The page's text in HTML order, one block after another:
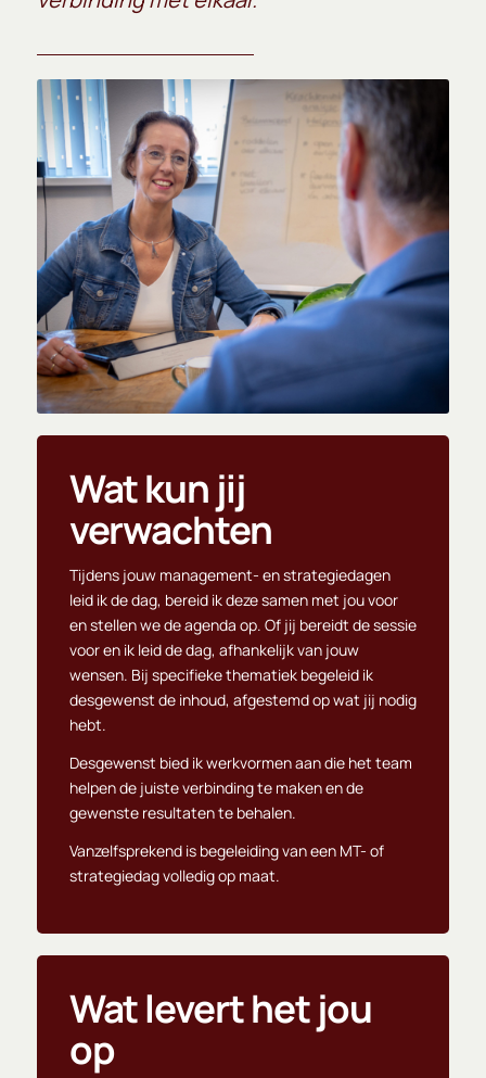
Wat kun jij
verwachten
Tijdens jouw management- en strategiedagen
leid ik de dag, bereid ik deze samen met jou voor
en stellen we de agenda op. Of jij bereidt de sessie
voor en ik leid de dag, afhankelijk van jouw
wensen. Bij specifieke thematiek begeleid ik
desgewenst de inhoud, afgestemd op wat jij nodig
hebt.
Desgewenst bied ik werkvormen aan die het team
helpen de juiste verbinding te maken en de
gewenste resultaten te behalen.
Vanzelfsprekend is begeleiding van een MT- of
strategiedag volledig op maat.
Wat levert het jou
op